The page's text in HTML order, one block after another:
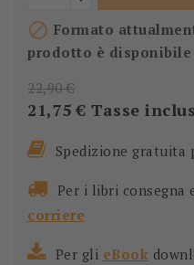
 Formato
prodotto è
22,90 €
21,75 € Tasse
Spedizione gratuita
Per i libri consegna
corriere
Per gli eBook